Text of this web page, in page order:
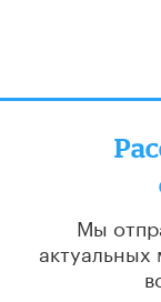
Мы
актуальных